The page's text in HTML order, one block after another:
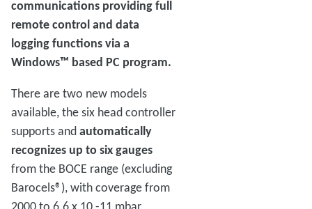
communications providing full
remote control and data
logging functions via a
Windows™ based PC program.
There are two new models
available, the six head controller
supports andautomatically
recognizes up to six gauges
from the BOCE range (excluding
Barocels®), with coverage from